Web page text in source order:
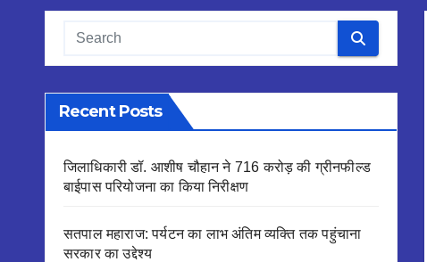
Recent Posts
जिलाधिकारी डॉ. आशीष चौहान ने 716 करोड़ की ग्रीनफील्ड
बाईपास परियोजना का किया निरीक्षण
सतपाल महाराज: पर्यटन का लाभ अंतिम व्यक्ति तक पहुंचाना
सरकार का उद्देश्य